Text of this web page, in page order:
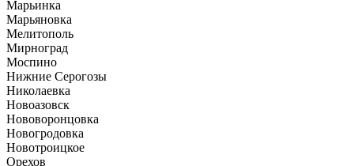
Марьинка
Марьяновка
Мелитополь
Мирноград
Моспино
Нижние Серогозы
Николаевка
Новоазовск
Нововоронцовка
Новогродовка
Новотроицкое
Орехов